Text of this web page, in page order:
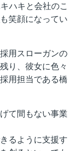
ハキと会社のこ
笑顔になってい
用スローガンの
り、彼女に色々
用担当である橋
て間もない事業
るように支援す